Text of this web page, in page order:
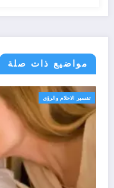
مواضيع ذات صلة
تفسير الاحلام والرؤى